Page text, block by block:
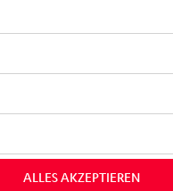
ALLES AKZEPTIEREN